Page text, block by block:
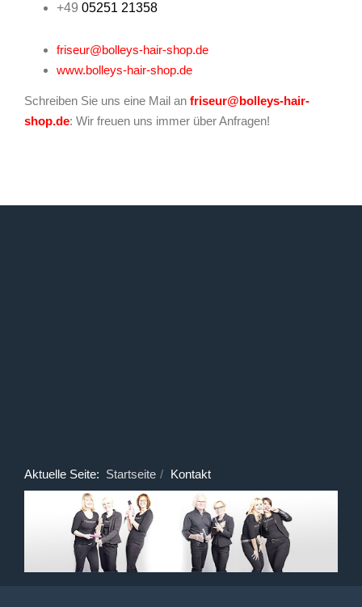
+49 05251 21358
friseur@bolleys-hair-shop.de
www.bolleys-hair-shop.de
Schreiben Sie uns eine Mail an friseur@bolleys-hair-
shop.de: Wir freuen uns immer über Anfragen!
Aktuelle Seite: Startseite Kontakt